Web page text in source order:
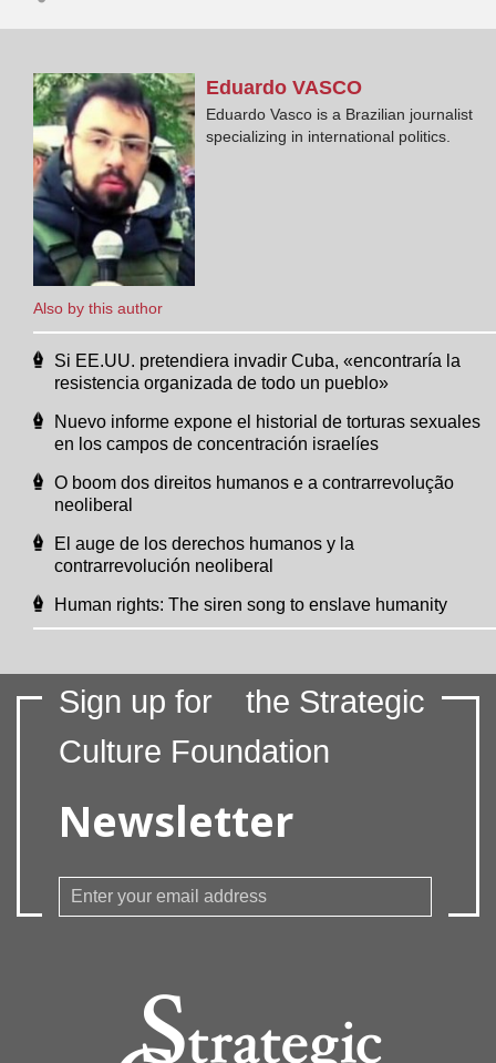
Also by this author
EduardoVASCO
Eduardo Vasco is a Brazilian journalist
specializing in international politics.
Si EE.UU. pretendiera invadir Cuba, «encontraría la
resistencia organizada de todo un pueblo»
Nuevo informe expone el historial de torturas sexuales
en los campos de concentración israelíes
O boom dos direitos humanos e a contrarrevolução
neoliberal
El auge de los derechos humanos y la
contrarrevolución neoliberal
Human rights: The siren song to enslave humanity
Sign up for
the Strategic
Culture Foundation
Newsletter